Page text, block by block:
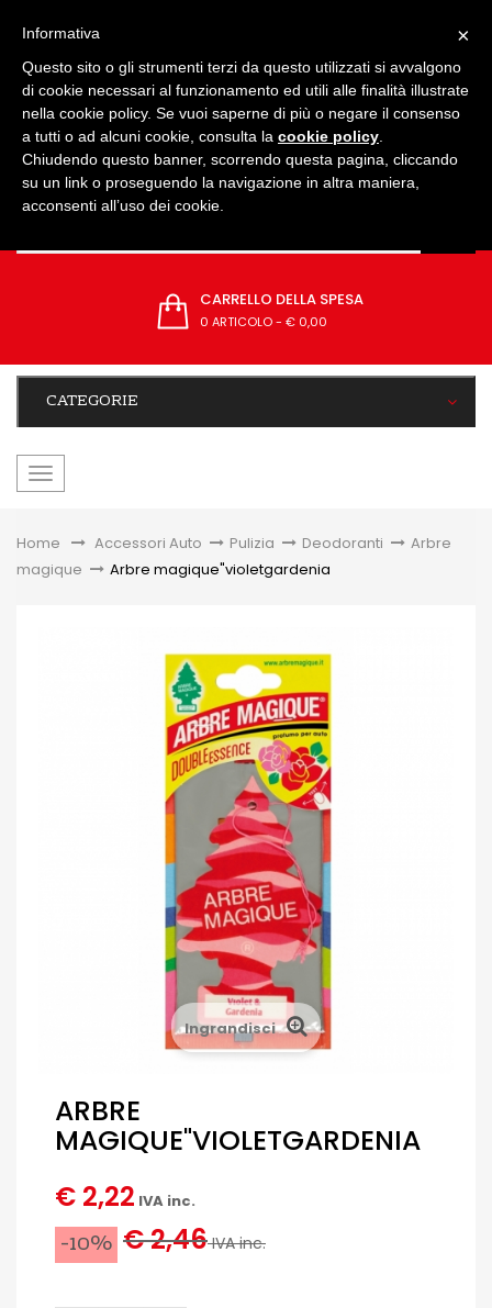
CARRELLO DELLA SPESA
0 ARTICOLO- € 0,00
CATEGORIE
navigazione
Home &gt;Accessori Auto > Pulizia > Deodoranti > Arbre
magique > Arbre magique"violetgardenia
Ingrandisci
ARBRE
MAGIQUE"VIOLETGARDENIA
€ 2,22 IVA inc.
-10% € 2,46IVA inc.
×
Informativa
Questo sito o gli strumenti terzi da questo utilizzati si avvalgono
di cookie necessari al funzionamento ed utili alle finalità illustrate
nella cookie policy. Se vuoi saperne di più o negare il consenso
a tutti o ad alcuni cookie, consulta la cookie policy
Chiudendo questo banner, scorrendo questa pagina, cliccando
su un link o proseguendo la navigazione in altra maniera,
acconsenti all’uso dei cookie.